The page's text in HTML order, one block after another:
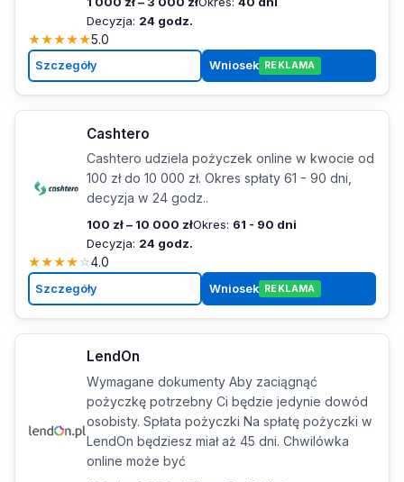
Decyzja: 24 godz.
★★★★★5.0
Szczegóły Wniosek REKLAMA
Cashtero
Cashtero udziela pożyczek online w kwocie od
100 zł do 10 000 zł. Okres spłaty 61 - 90 dni,
decyzja w 24 godz..
100 zł – 10 000 złOkres: 61 - 90 dni
Decyzja: 24 godz.
★★★★☆4.0
Szczegóły Wniosek REKLAMA
LendOn
Wymagane dokumenty Aby zaciągnąć
pożyczkę potrzebny Ci będzie jedynie dowód
osobisty. Spłata pożyczki Na spłatę pożyczki w
LendOn będziesz miał aż 45 dni. Chwilówka
online może być